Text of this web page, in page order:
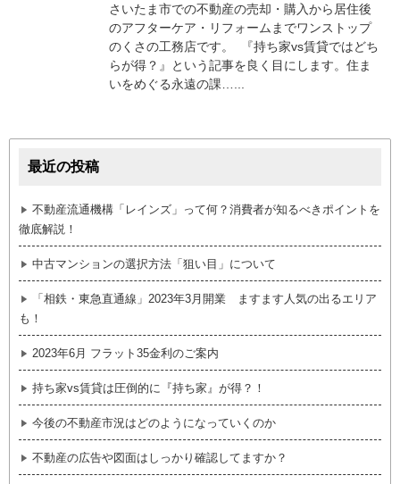
さいたま市での不動産の売却・購入から居住後
のアフターケア・リフォームまでワンストップ
のくさの工務店です。 『持ち家vs賃貸ではどち
らが得？』という記事を良く目にします。住ま
いをめぐる永遠の課…...
最近の投稿
不動産流通機構「レインズ」って何？消費者が知るべきポイントを
徹底解説！
中古マンションの選択方法「狙い目」について
「相鉄・東急直通線」2023年3月開業 ますます人気の出るエリア
も！
2023年6月 フラット35金利のご案内
持ち家vs賃貸は圧倒的に『持ち家』が得？！
今後の不動産市況はどのようになっていくのか
不動産の広告や図面はしっかり確認してますか？